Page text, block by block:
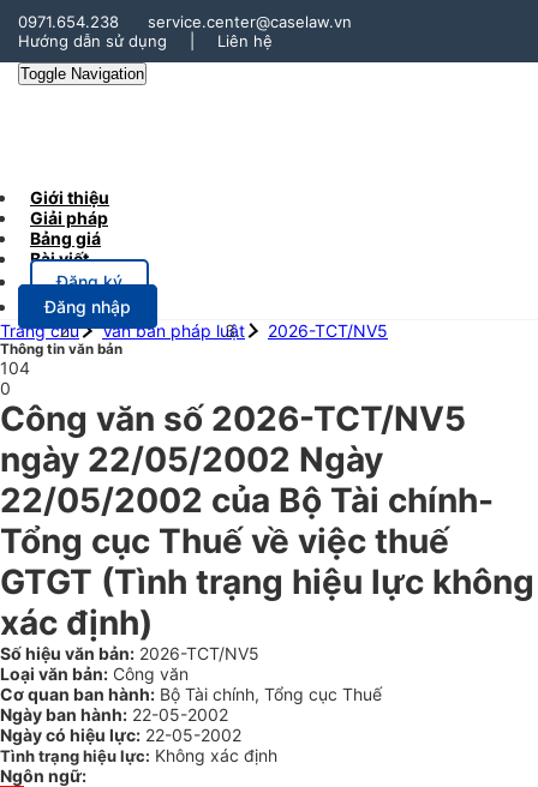
0971.654.238
service.center@caselaw.vn
Hướng dẫn sử dụng
Liên hệ
Toggle Navigation
Giới thiệu
Giải pháp
Bảng giá
Bài viết
Đăng ký
Đăng nhập
Trang chủ
Văn bản pháp luật 2026-TCT/NV5
Thông tin văn bản
104
0
Công văn số 2026-TCT/NV5
ngày 22/05/2002 Ngày
22/05/2002 của Bộ Tài chính-
Tổng cục Thuế về việc thuế
GTGT (Tình trạng hiệu lực không
xác định)
Số hiệu văn bản: 2026-TCT/NV5
Loại văn bản: Công văn
Cơ quan ban hành: Bộ Tài chính, Tổng cục Thuế
Ngày ban hành: 22-05-2002
Ngày có hiệu lực: 22-05-2002
Tình trạng hiệu lực: Không xác định
Ngôn ngữ: